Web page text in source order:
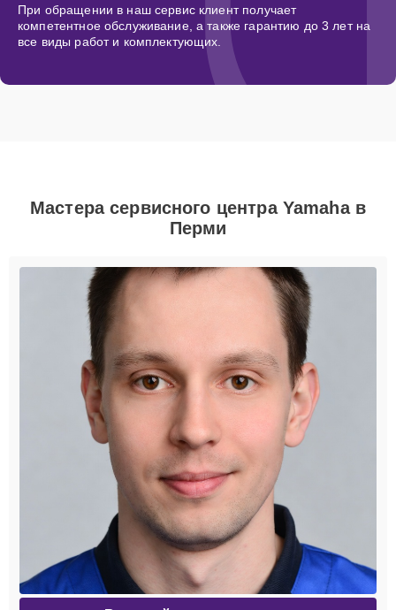
При обращении в наш сервис клиент получает
компетентное обслуживание, а также гарантию до 3 лет на
все виды работ и комплектующих.
Мастера сервисного центра Yamaha в
Перми